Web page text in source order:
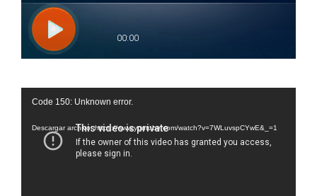
Reproductor
vídeo
Code 150: Unknown error.
Descargar archivo: https://www.youtube.com/watch?v=7WLuvspCYwE&_=1